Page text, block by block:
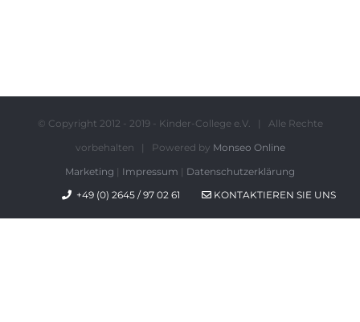
© Copyright 2012 - 2019 - Kinder-College e.V. | Alle Rechte
vorbehalten | Powered by Monseo Online
Marketing | Impressum | Datenschutzerklärung
+49 (0) 2645 / 97 02 61
KONTAKTIEREN SIE UNS